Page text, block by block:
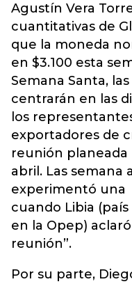
Agustín Vera
cuantitativas de
que la moneda
en $3.100 esta
Semana Santa,
centrarán en las
los
exportadores de
reunión planeada
abril. Las semana
experimentó una
cuando Libia
en la Opep)
reunión”.
Por su parte,